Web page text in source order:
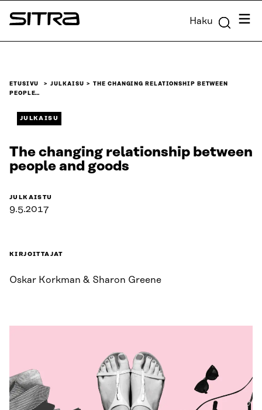
Siirry
suoraan
Sitra Haku
ETUSIVU JULKAISU
THE CHANGING RELATIONSHIP BETWEEN
PEOPLE…
JULKAISU
The changing relationship between
people and goods
JULKAISTU
9.5.2017
KIRJOITTAJAT
Oskar Korkman & Sharon Greene